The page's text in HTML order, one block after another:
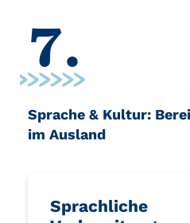
7.
Sprache & Kultur:
im Ausland
Sprachliche